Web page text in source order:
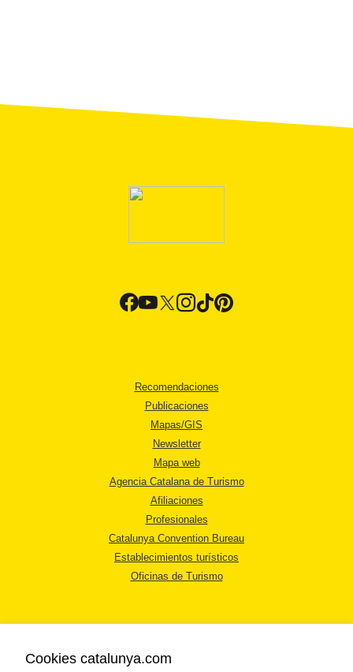
Recomendaciones
Publicaciones
Mapas/GIS
Newsletter
Mapa web
Agencia Catalana de Turismo
Afiliaciones
Profesionales
Catalunya Convention Bureau
Establecimientos turísticos
Oficinas de Turismo
Cookies catalunya.com